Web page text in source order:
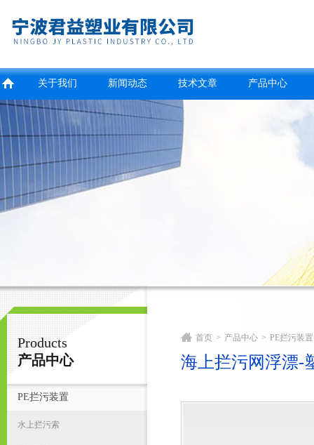
宁波君益塑业有限公司
关于我们 新闻动态 技术文章 产品中心
Products
产品中心
PE拦污装置
水上拦污索
首页 > 产品中心 > PE拦污装置
海上拦污网浮漂-